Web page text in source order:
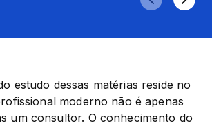
estudo dessas matérias reside no
moderno não é apenas
um consultor. O conhecimento do